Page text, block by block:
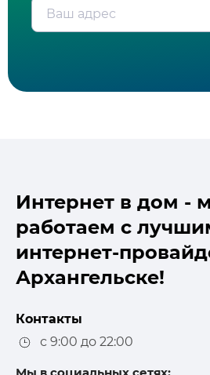
Ваш адрес
Интернет в дом -
работаем с
интернет-
Архангельске!
Контакты
с 9:00 до 22:00